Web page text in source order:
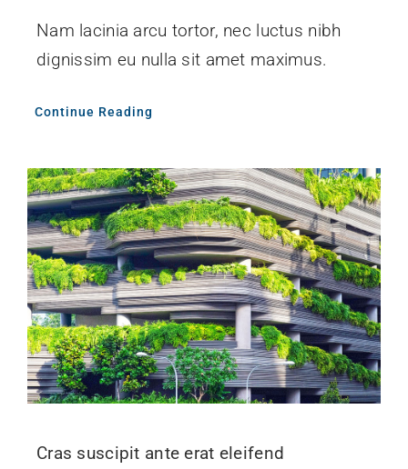
Nam lacinia arcu tortor, nec luctus nibh
dignissim eu nulla sit amet maximus.
Continue Reading
Cras suscipit ante erat eleifend